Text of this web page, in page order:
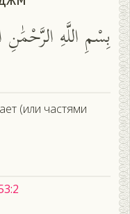
بِسْمِ اللَّهِ
(или частями